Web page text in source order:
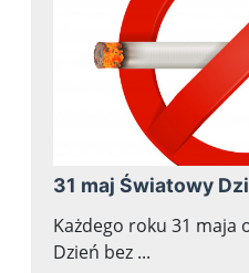
31 maj Światowy
Każdego roku 31 maja
Dzień bez ...